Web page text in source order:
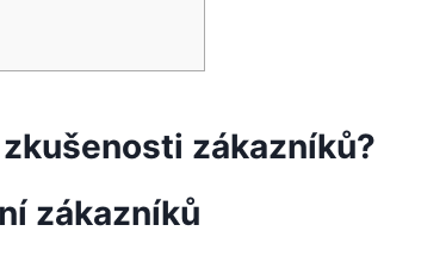
⁣zákazníků?
zákazníků